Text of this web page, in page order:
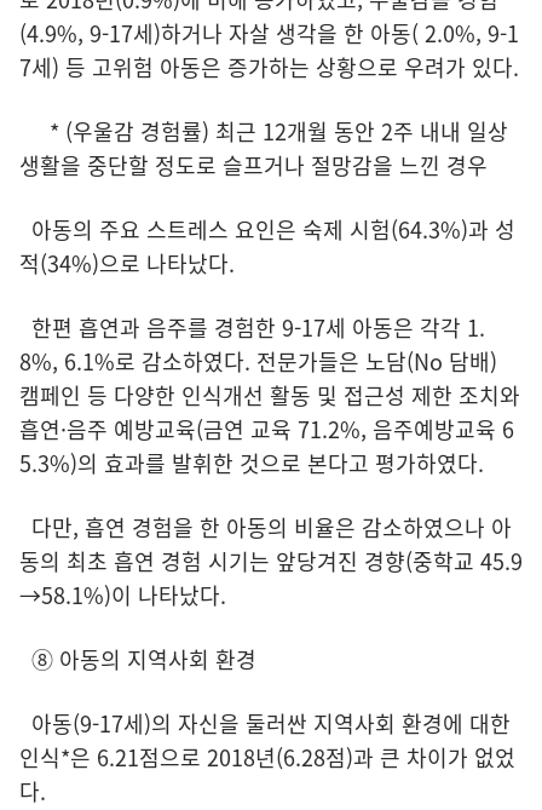
(4.9%, 9-17세)하거나 자살 생각을 한 아동( 2.0%, 9-1
7세) 등 고위험 아동은 증가하는 상황으로 우려가 있다.
* (우울감 경험률) 최근 12개월 동안 2주 내내 일상
생활을 중단할 정도로 슬프거나 절망감을 느낀 경우
아동의 주요 스트레스 요인은 숙제 시험(64.3%)과 성
적(34%)으로 나타났다.
한편 흡연과 음주를 경험한 9-17세 아동은 각각 1.
8%, 6.1%로 감소하였다. 전문가들은 노담(No 담배)
캠페인 등 다양한 인식개선 활동 및 접근성 제한 조치와
흡연·음주 예방교육(금연 교육 71.2%, 음주예방교육 6
5.3%)의 효과를 발휘한 것으로 본다고 평가하였다.
다만, 흡연 경험을 한 아동의 비율은 감소하였으나 아
동의 최초 흡연 경험 시기는 앞당겨진 경향(중학교 45.9
→58.1%)이 나타났다.
⑧ 아동의 지역사회 환경
아동(9-17세)의 자신을 둘러싼 지역사회 환경에 대한
인식*은 6.21점으로 2018년(6.28점)과 큰 차이가 없었
다.